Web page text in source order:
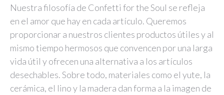
Nuestra filosofía de Confetti for the Soul se refleja
en el amor que hay en cada artículo. Queremos
proporcionar a nuestros clientes productos útiles y al
mismo tiempo hermosos que convencen por una larga
vida útil y ofrecen una alternativa a los artículos
desechables. Sobre todo, materiales como el yute, la
cerámica, el lino y la madera dan forma a la imagen de